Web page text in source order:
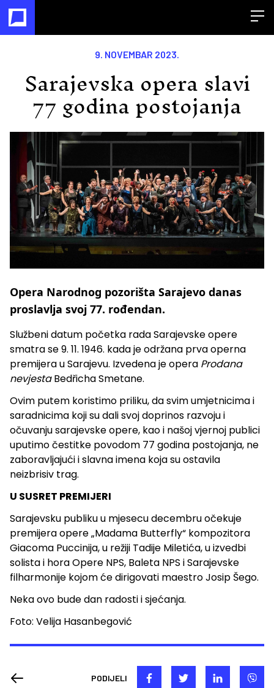
9. NOVEMBAR 2023.
Sarajevska opera slavi
77 godina postojanja
Opera Narodnog pozorišta Sarajevo danas
proslavlja svoj 77. rođendan.
Službeni datum početka rada Sarajevske opere
smatra se 9. 11. 1946. kada je održana prva operna
premijera u Sarajevu. Izvedena je opera Prodana
nevjestaBedřicha Smetane.
Ovim putem koristimo priliku, da svim umjetnicima i
saradnicima koji su dali svoj doprinos razvoju i
očuvanju sarajevske opere, kao i našoj vjernoj publici
uputimo čestitke povodom 77 godina postojanja, ne
zaboravljajući i slavna imena koja su ostavila
neizbrisiv trag.
U SUSRET PREMIJERI
Sarajevsku publiku u mjesecu decembru očekuje
premijera opere „Madama Butterfly“ kompozitora
Giacoma Puccinija, u režiji Tadije Miletića, u izvedbi
solista i hora Opere NPS, Baleta NPS i Sarajevske
filharmonije kojom će dirigovati maestro Josip Šego.
Neka ovo bude dan radosti i sjećanja.
Foto: Velija Hasanbegović
PODIJELI